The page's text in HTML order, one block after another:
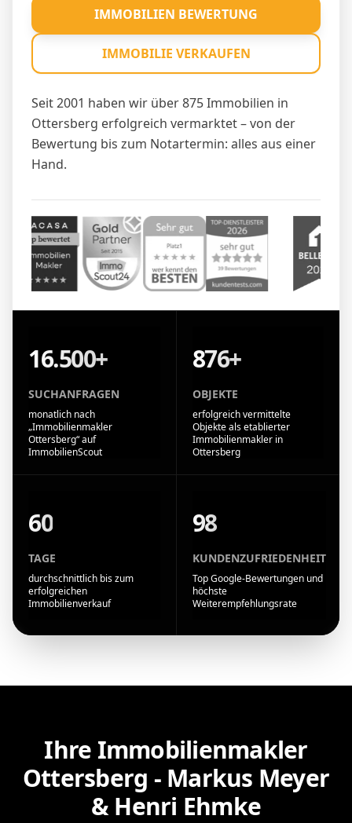
Seit 2001 haben wir über 875 Immobilien in
Ottersberg erfolgreich vermarktet – von der
Bewertung bis zum Notartermin: alles aus einer
Hand.
IMMOBILIEN BEWERTUNG
IMMOBILIE VERKAUFEN
16.500+
SUCHANFRAGEN
monatlich nach
„Immobilienmakler
Ottersberg“ auf
ImmobilienScout
876+
OBJEKTE
erfolgreich vermittelte
Objekte als etablierter
Immobilienmakler in
Ottersberg
60
TAGE
durchschnittlich bis zum
erfolgreichen
Immobilienverkauf
98
KUNDENZUFRIEDENHEIT
Top Google-Bewertungen und
höchste
Weiterempfehlungsrate
Ihre Immobilienmakler
Ottersberg - Markus Meyer
& Henri Ehmke